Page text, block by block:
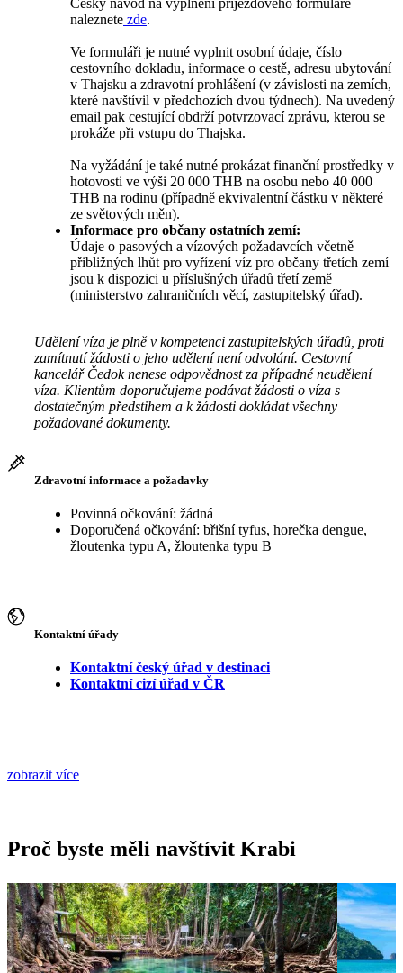
Český návod na vyplnění příjezdového formuláře
naleznete zde.
Ve formuláři je nutné vyplnit osobní údaje, číslo
cestovního dokladu, informace o cestě, adresu ubytování
v Thajsku a zdravotní prohlášení (v závislosti na zemích,
které navštívil v předchozích dvou týdnech). Na uvedený
email pak cestující obdrží potvrzovací zprávu, kterou se
prokáže při vstupu do Thajska.
Na vyžádání je také nutné prokázat finanční prostředky v
hotovosti ve výši 20 000 THB na osobu nebo 40 000
THB na rodinu (případně ekvivalentní částku v některé
ze světových měn).
Informace pro občany ostatních zemí:
Údaje o pasových a vízových požadavcích včetně
přibližných lhůt pro vyřízení víz pro občany třetích zemí
jsou k dispozici u příslušných úřadů třetí země
(ministerstvo zahraničních věcí, zastupitelský úřad).
Udělení víza je plně v kompetenci zastupitelských úřadů, proti
zamítnutí žádosti o jeho udělení není odvolání. Cestovní
kancelář Čedok nenese odpovědnost za případné neudělení
víza. Klientům doporučujeme podávat žádosti o víza s
dostatečným předstihem a k žádosti dokládat všechny
požadované dokumenty.
Zdravotní informace a požadavky
Povinná očkování: žádná
Doporučená očkování: břišní tyfus, horečka dengue,
žloutenka typu A, žloutenka typu B
Kontaktní úřady
Kontaktní český úřad v destinaci
Kontaktní cizí úřad v ČR
zobrazit více
Proč byste měli navštívit Krabi